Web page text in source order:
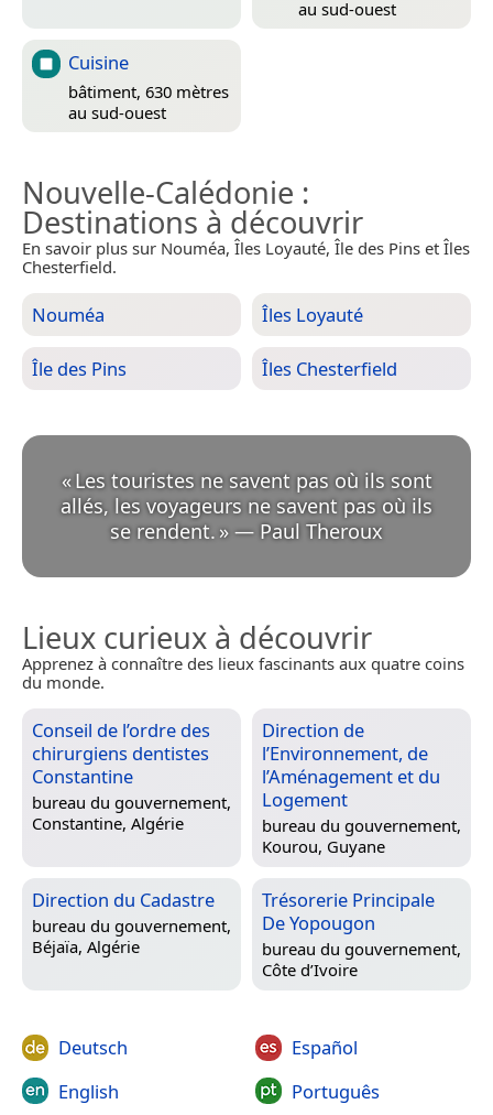
au sud-ouest
Cuisine
bâtiment, 630 mètres
au sud-ouest
Nouvelle-Calédonie :
Destinations à découvrir
En savoir plus sur Nouméa, Îles Loyauté, Île des Pins et Îles
Chesterfield.
Nouméa Îles Loyauté
Île des Pins Îles Chesterfield
«Les touristes ne savent pas où ils sont
allés, les voyageurs ne savent pas où ils
se rendent. » — Paul Theroux
Lieux curieux à découvrir
Apprenez à connaître des lieux fascinants aux quatre coins
du monde.
Conseil de l’ordre des
chirurgiens dentistes
Constantine
bureau du gouvernement,
Constantine, Algérie
Direction de
l’Environnement, de
l’Aménagement et du
Logement
bureau du gouvernement,
Kourou, Guyane
Direction du Cadastre
bureau du gouvernement,
Béjaïa, Algérie
Trésorerie Principale
De Yopougon
bureau du gouvernement,
Côte d’Ivoire
Deutsch
English
Español
Português